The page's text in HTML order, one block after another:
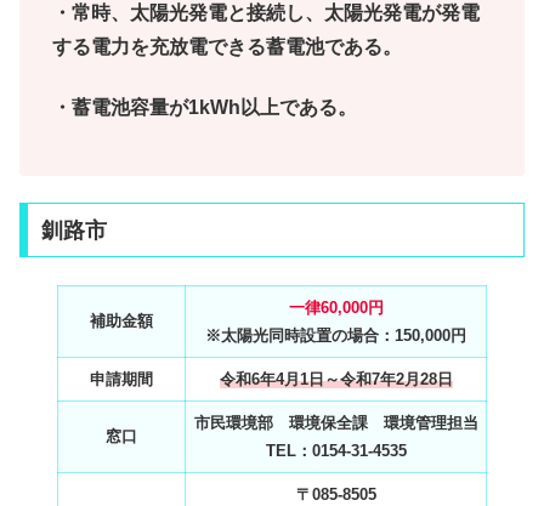
・常時、太陽光発電と接続し、太陽光発電が発電
する電力を充放電できる蓄電池である。
・蓄電池容量が1kWh以上である。
釧路市
補助金額
一律60,000円
※太陽光同時設置の場合：150,000円
申請期間 令和6年4月1日～令和7年2月28日
窓口
市民環境部 環境保全課 環境管理担当
TEL：0154-31-4535
〒085-8505